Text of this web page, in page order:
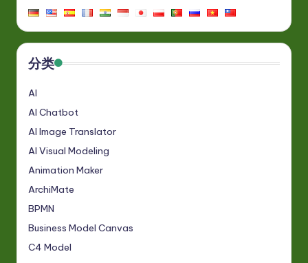
分类
AI
AI Chatbot
AI Image Translator
AI Visual Modeling
Animation Maker
ArchiMate
BPMN
Business Model Canvas
C4 Model